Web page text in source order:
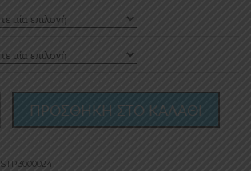
15.00€
through
30.00€
ΠΡΟΣΘΗΚΗ ΣΤΟ ΚΑΛΑΘΙ
STP3000024